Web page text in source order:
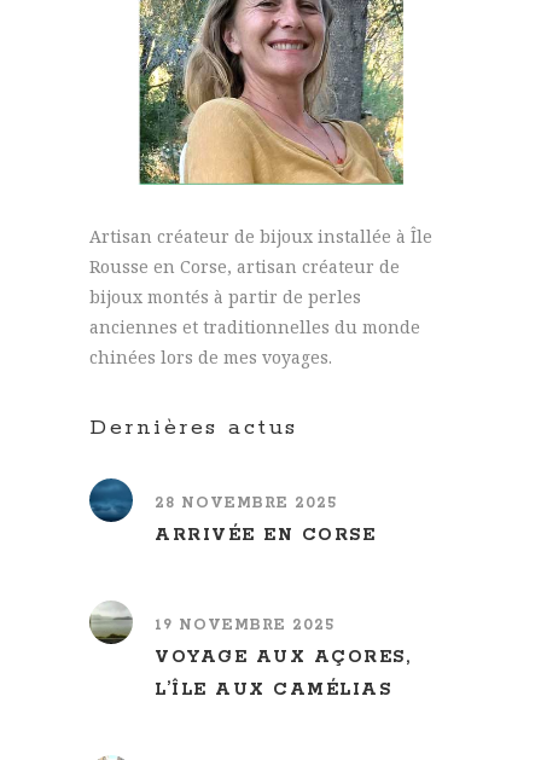
Artisan créateur de bijoux installée à Île
Rousse en Corse, artisan créateur de
bijoux montés à partir de perles
anciennes et traditionnelles du monde
chinées lors de mes voyages.
Dernières actus
28 NOVEMBRE 2025
ARRIVÉE EN CORSE
19 NOVEMBRE 2025
VOYAGE AUX AÇORES,
L’ÎLE AUX CAMÉLIAS